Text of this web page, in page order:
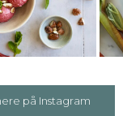
på Instagram